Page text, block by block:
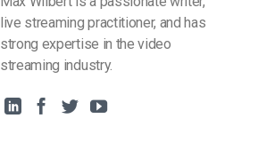
live streaming practitioner, and has
strong expertise in the video
streaming industry.